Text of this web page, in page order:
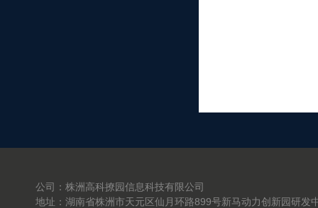
公司：株洲高科撩园信息科技有限公司
地址：湖南省株洲市天元区仙月环路899号新马动力创新园研发